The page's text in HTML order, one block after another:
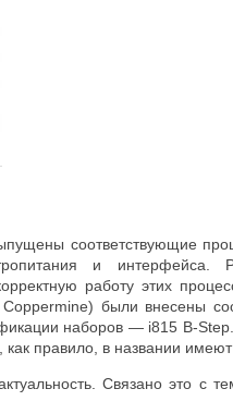
соответствующие
и интерфейса.
работу этих
были внесены
наборов — i815 B-
правило, в названии имеют
Связано это с